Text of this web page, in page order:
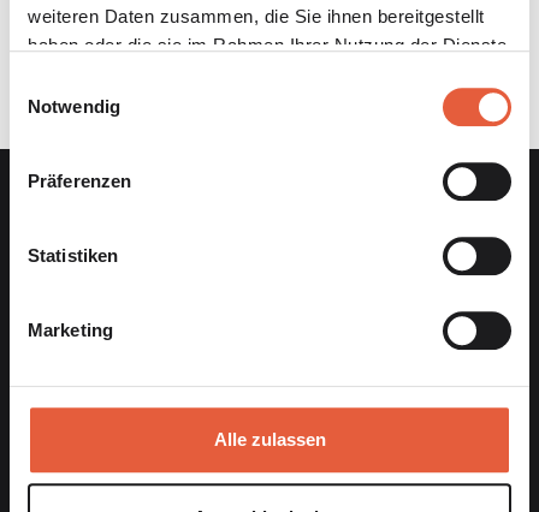
weiteren Daten zusammen, die Sie ihnen bereitgestellt
haben oder die sie im Rahmen Ihrer Nutzung der Dienste
Notwendig
Präferenzen
Statistiken
Marketing
Alle zulassen
Werten einhergeht.
Kreativ-, Digital- und IT-Branche